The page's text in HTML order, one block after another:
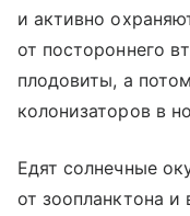
и активно
от постороннего
плодовиты, а
колонизаторов в
Едят солнечные
от зоопланктона